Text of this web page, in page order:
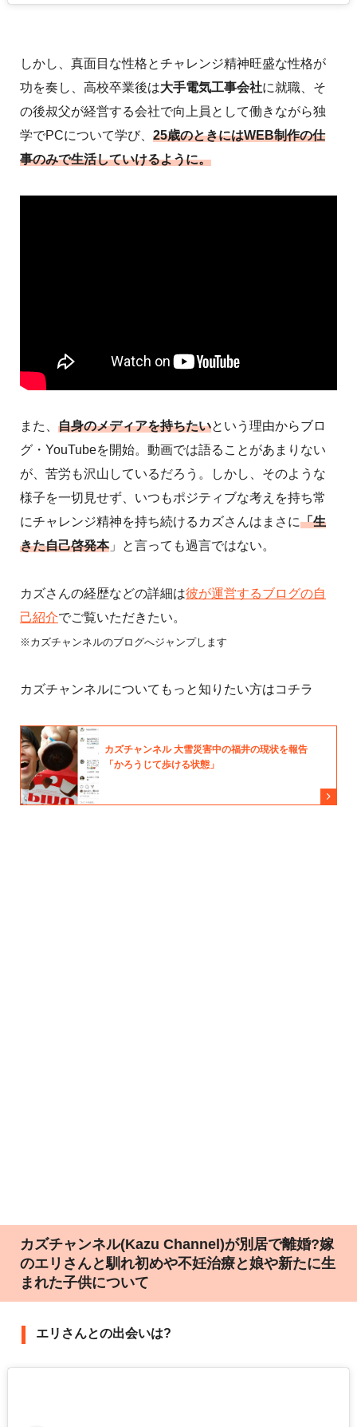
しかし、真面目な性格とチャレンジ精神旺盛な性格が
功を奏し、高校卒業後は大手電気工事会社に就職、そ
の後叔父が経営する会社で向上員として働きながら独
学でPCについて学び、 25歳のときにはWEB制作の仕
事のみで生活していけるように。
また、 自身のメディアを持ちたいという理由からブロ
グ・YouTubeを開始。動画では語ることがあまりない
が、苦労も沢山しているだろう。しかし、そのような
様子を一切見せず、いつもポジティブな考えを持ち常
にチャレンジ精神を持ち続けるカズさんはまさに「生
きた自己啓発本」と言っても過言ではない。
カズさんの経歴などの詳細は彼が運営するブログの自
己紹介でご覧いただきたい。
※カズチャンネルのブログへジャンプします
カズチャンネルについてもっと知りたい方はコチラ
カズチャンネル(Kazu Channel)‎が別居で離婚?嫁
のエリさんと馴れ初めや不妊治療と娘や新たに生
まれた子供について
エリさんとの出会いは?